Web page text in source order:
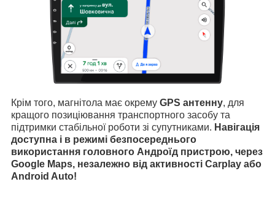
Крім того, магнітола має окрему GPS антенну, для
кращого позиціювання транспортного засобу та
підтримки стабільної роботи зі супутниками. Навігація
доступна і в режимі безпосереднього
використання головного Андроїд пристрою, через
Google Maps, незалежно від активності Carplay або
Android Auto!